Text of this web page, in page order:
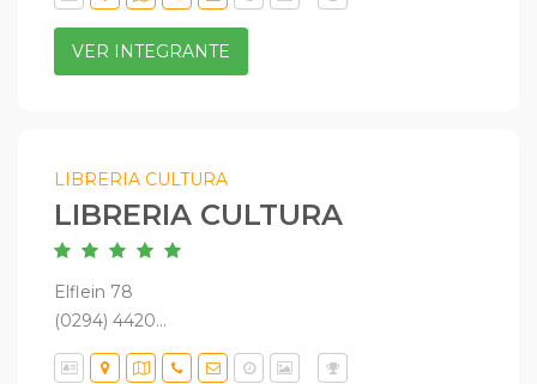
VER INTEGRANTE
LIBRERIA CULTURA
LIBRERIA CULTURA
Elflein 78
(0294) 4420...